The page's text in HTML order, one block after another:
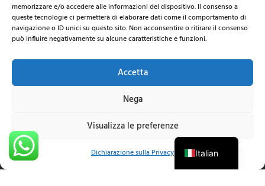
memorizzare e/o accedere alle informazioni del dispositivo. Il consenso a
queste tecnologie ci permetterà di elaborare dati come il comportamento di
navigazione o ID unici su questo sito. Non acconsentire o ritirare il consenso
può influire negativamente su alcune caratteristiche e funzioni.
Accetta
Nega
Visualizza le preferenze
Dichiarazione sulla Privacy Italian